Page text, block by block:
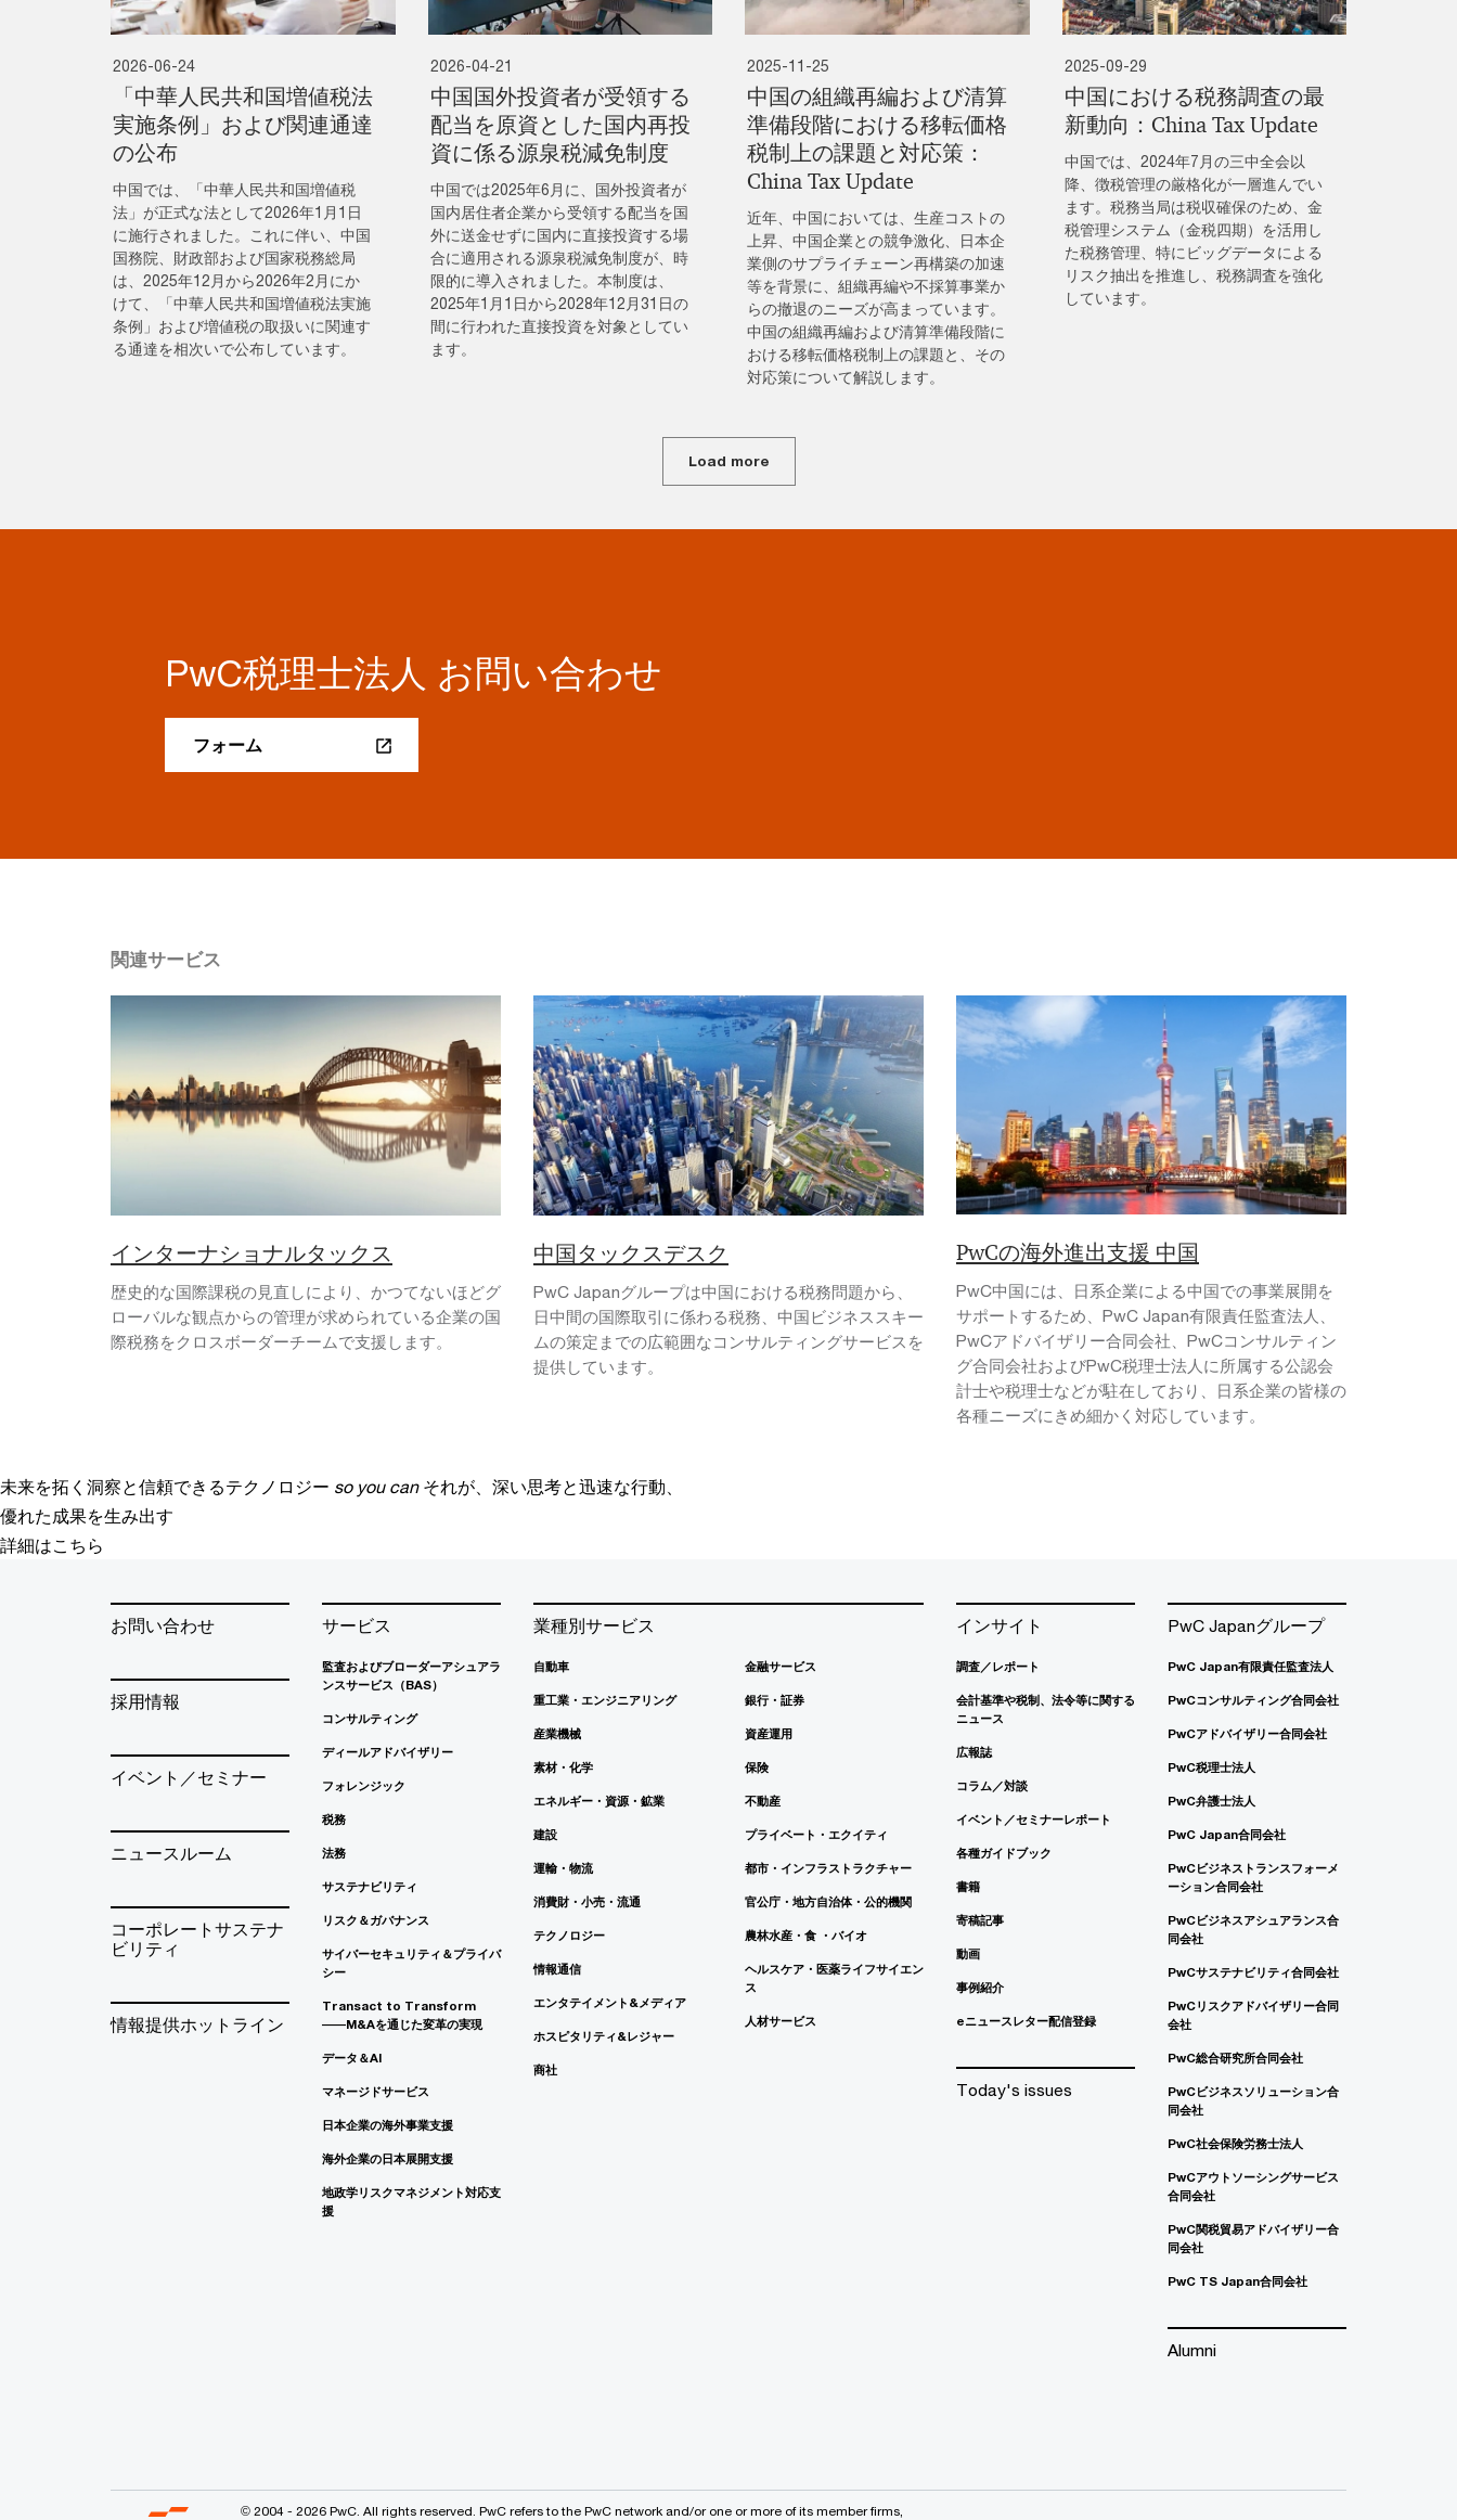
2026-06-24
「中華人民共和国増値税法
実施条例」および関連通達
の公布
中国では、「中華人民共和国増値税
法」が正式な法として2026年1月1日
に施行されました。これに伴い、中国
国務院、財政部および国家税務総局
は、2025年12月から2026年2月にか
けて、「中華人民共和国増値税法実施
条例」および増値税の取扱いに関連す
る通達を相次いで公布しています。
2026-04-21
中国国外投資者が受領する
配当を原資とした国内再投
資に係る源泉税減免制度
中国では2025年6月に、国外投資者が
国内居住者企業から受領する配当を国
外に送金せずに国内に直接投資する場
合に適用される源泉税減免制度が、時
限的に導入されました。本制度は、
2025年1月1日から2028年12月31日の
間に行われた直接投資を対象としてい
ます。
2025-11-25
中国の組織再編および清算
準備段階における移転価格
税制上の課題と対応策：
China Tax Update
近年、中国においては、生産コストの
上昇、中国企業との競争激化、日本企
業側のサプライチェーン再構築の加速
等を背景に、組織再編や不採算事業か
らの撤退のニーズが高まっています。
中国の組織再編および清算準備段階に
おける移転価格税制上の課題と、その
対応策について解説します。
2025-09-29
中国における税務調査の最
新動向：China Tax Update
中国では、2024年7月の三中全会以
降、徴税管理の厳格化が一層進んでい
ます。税務当局は税収確保のため、金
税管理システム（金税四期）を活用し
た税務管理、特にビッグデータによる
リスク抽出を推進し、税務調査を強化
しています。
Load more
PwC税理士法人 お問い合わせ
フォーム
関連サービス
インターナショナルタックス
歴史的な国際課税の見直しにより、かつてないほどグ
ローバルな観点からの管理が求められている企業の国
際税務をクロスボーダーチームで支援します。
中国タックスデスク
PwC Japanグループは中国における税務問題から、
日中間の国際取引に係わる税務、中国ビジネススキー
ムの策定までの広範囲なコンサルティングサービスを
提供しています。
PwCの海外進出支援 中国
PwC中国には、日系企業による中国での事業展開を
サポートするため、PwC Japan有限責任監査法人、
PwCアドバイザリー合同会社、PwCコンサルティン
グ合同会社およびPwC税理士法人に所属する公認会
計士や税理士などが駐在しており、日系企業の皆様の
各種ニーズにきめ細かく対応しています。
未来を拓く洞察と信頼できるテクノロジー so you can それが、深い思考と迅速な行動、
優れた成果を生み出す
詳細はこちら
お問い合わせ
採用情報
イベント／セミナー
ニュースルーム
コーポレートサステナ
ビリティ
情報提供ホットライン
サービス
監査およびブローダーアシュアラ
ンスサービス（BAS）
コンサルティング
ディールアドバイザリー
フォレンジック
税務
法務
サステナビリティ
リスク＆ガバナンス
サイバーセキュリティ＆プライバ
シー
Transact to Transform
――M&Aを通じた変革の実現
データ＆AI
マネージドサービス
日本企業の海外事業支援
海外企業の日本展開支援
地政学リスクマネジメント対応支
援
業種別サービス
自動車
重工業・エンジニアリング
産業機械
素材・化学
エネルギー・資源・鉱業
建設
運輸・物流
消費財・小売・流通
テクノロジー
情報通信
エンタテイメント&メディア
ホスピタリティ&レジャー
商社
金融サービス
銀行・証券
資産運用
保険
不動産
プライベート・エクイティ
都市・インフラストラクチャー
官公庁・地方自治体・公的機関
農林水産・食 ・バイオ
ヘルスケア・医薬ライフサイエン
ス
人材サービス
インサイト
調査／レポート
会計基準や税制、法令等に関する
ニュース
広報誌
コラム／対談
イベント／セミナーレポート
各種ガイドブック
書籍
寄稿記事
動画
事例紹介
eニュースレター配信登録
Today's issues
PwC Japanグループ
PwC Japan有限責任監査法人
PwCコンサルティング合同会社
PwCアドバイザリー合同会社
PwC税理士法人
PwC弁護士法人
PwC Japan合同会社
PwCビジネストランスフォーメ
ーション合同会社
PwCビジネスアシュアランス合
同会社
PwCサステナビリティ合同会社
PwCリスクアドバイザリー合同
会社
PwC総合研究所合同会社
PwCビジネスソリューション合
同会社
PwC社会保険労務士法人
PwCアウトソーシングサービス
合同会社
PwC関税貿易アドバイザリー合
同会社
PwC TS Japan合同会社
Alumni
© 2004 - 2026 PwC. All rights reserved. PwC refers to the PwC network and/or one or more of its member firms,